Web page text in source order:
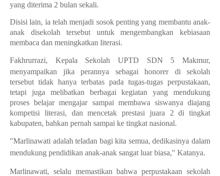
yang diterima 2 bulan sekali.
Disisi lain, ia telah menjadi sosok penting yang membantu anak-
anak disekolah tersebut untuk mengembangkan kebiasaan
membaca dan meningkatkan literasi.
Fakhrurrazi, Kepala Sekolah UPTD SDN 5 Makmur,
menyampaikan jika perannya sebagai honorer di sekolah
tersebut tidak hanya terbatas pada tugas-tugas perpustakaan,
tetapi juga melibatkan berbagai kegiatan yang mendukung
proses belajar mengajar sampai membawa siswanya diajang
kompetisi literasi, dan mencetak prestasi juara 2 di tingkat
kabupaten, bahkan pernah sampai ke tingkat nasional.
"Marlinawati adalah teladan bagi kita semua, dedikasinya dalam
mendukung pendidikan anak-anak sangat luar biasa," Katanya.
Marlinawati, selalu memastikan bahwa perpustakaan sekolah